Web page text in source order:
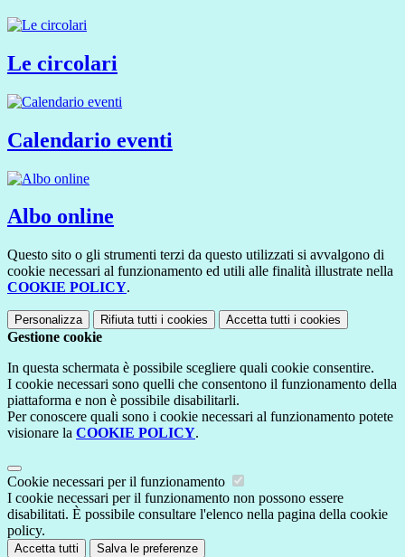
Le circolari
Calendario eventi
Albo online
Questo sito o gli strumenti terzi da questo utilizzati si avvalgono di
cookie necessari al funzionamento ed utili alle finalità illustrate nella
COOKIE POLICY.
Personalizza Rifiuta tutti i cookies Accetta tutti i cookies
Gestione cookie
In questa schermata è possibile scegliere quali cookie consentire.
I cookie necessari sono quelli che consentono il funzionamento della
piattaforma e non è possibile disabilitarli.
Per conoscere quali sono i cookie necessari al funzionamento potete
visionare la COOKIE POLICY.
Cookie necessari per il funzionamento
I cookie necessari per il funzionamento non possono essere
disabilitati. È possibile consultare l'elenco nella pagina della cookie
policy.
Accetta tutti Salva le preferenze